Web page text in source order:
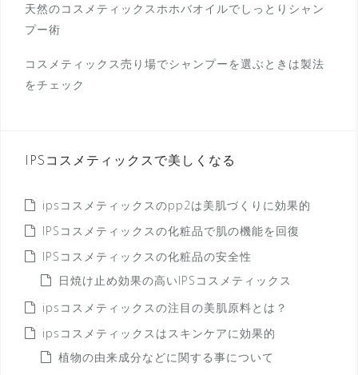
天然のコスメティックスホホバオイルでしっとりシャン
プー術
コスメティックス売り場でシャンプーを選ぶときは製法
をチェック
IPSコスメティックスで美しくなる
ipsコスメティックスのpp2は美肌づくりに効果的
IPSコスメティックスの化粧品で肌の機能を回復
IPSコスメティックスの化粧品の安全性
日焼け止め効果の高いIPSコスメティックス
ipsコスメティックスの注目の美肌原料とは？
ipsコスメティックスはスキンケアに効果的
植物の由来成分などに関する事について